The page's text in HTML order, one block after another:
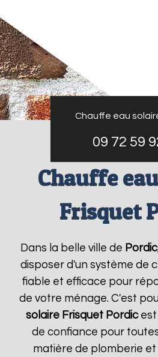
Chauffe eau
09 72 59
Chauffe
Frisquet
Dans la belle ville de Pordic
disposer d'un système de
fiable et efficace pour
de votre ménage. C'est
solaire Frisquet Pordicest
de confiance pour
matière de plomberie